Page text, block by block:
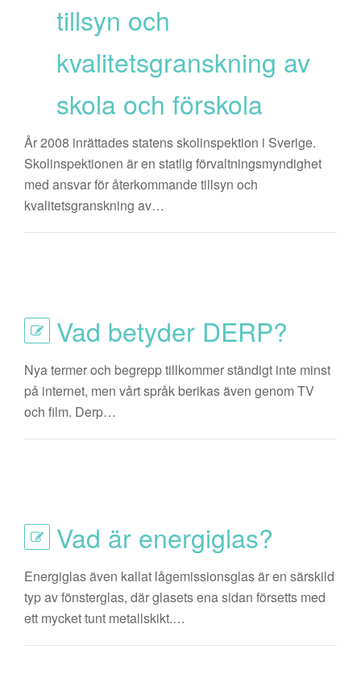
tillsyn och
kvalitetsgranskning av
skola och förskola
År 2008 inrättades statens skolinspektion i Sverige.
Skolinspektionen är en statlig förvaltningsmyndighet
med ansvar för återkommande tillsyn och
kvalitetsgranskning av…
Vad betyder DERP?
Nya termer och begrepp tillkommer ständigt inte minst
på internet, men vårt språk berikas även genom TV
och film. Derp…
Vad är energiglas?
Energiglas även kallat lågemissionsglas är en särskild
typ av fönsterglas, där glasets ena sidan försetts med
ett mycket tunt metallskikt.…